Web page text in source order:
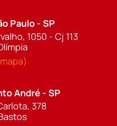
Paulo - SP
1050 - Cj 113
André - SP
378